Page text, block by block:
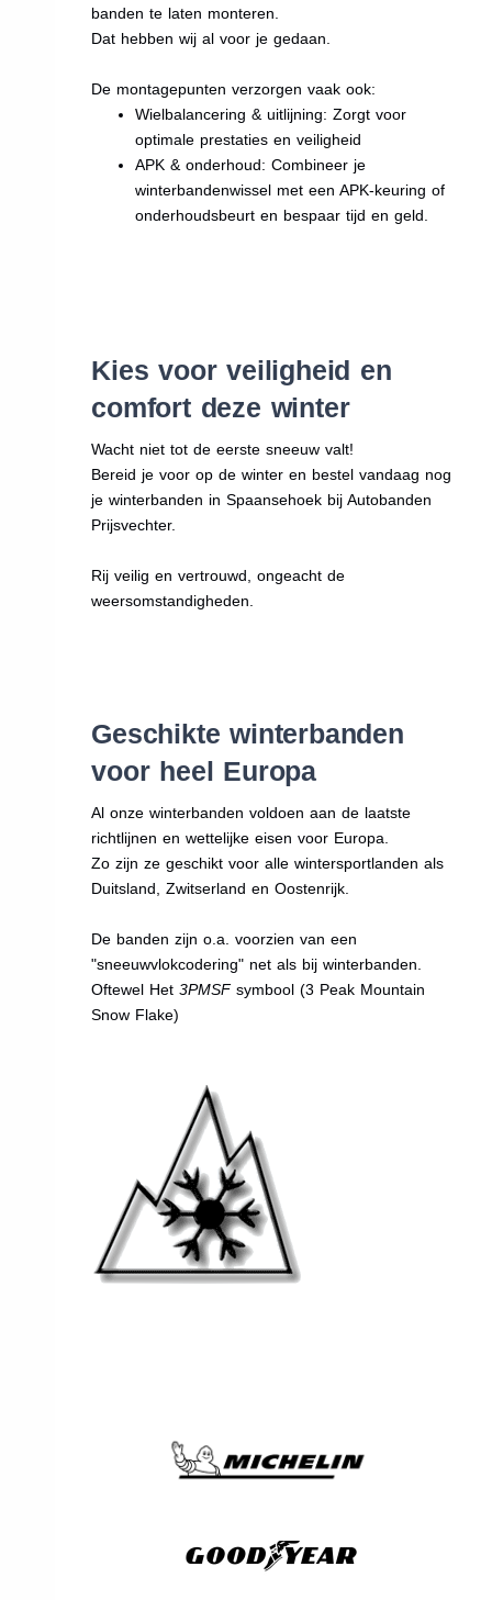
banden te laten monteren.
Dat hebben wij al voor je gedaan.
De montagepunten verzorgen vaak ook:
Wielbalancering & uitlijning: Zorgt voor
optimale prestaties en veiligheid
APK & onderhoud: Combineer je
winterbandenwissel met een APK-keuring of
onderhoudsbeurt en bespaar tijd en geld.
Kies voor veiligheid en
comfort deze winter
Wacht niet tot de eerste sneeuw valt!
Bereid je voor op de winter en bestel vandaag nog
je winterbanden in Spaansehoek bij Autobanden
Prijsvechter.
Rij veilig en vertrouwd, ongeacht de
weersomstandigheden.
Geschikte winterbanden
voor heel Europa
Al onze winterbanden voldoen aan de laatste
richtlijnen en wettelijke eisen voor Europa.
Zo zijn ze geschikt voor alle wintersportlanden als
Duitsland, Zwitserland en Oostenrijk.
De banden zijn o.a. voorzien van een
"sneeuwvlokcodering" net als bij winterbanden.
Oftewel Het3PMSFsymbool (3 Peak Mountain
Snow Flake)